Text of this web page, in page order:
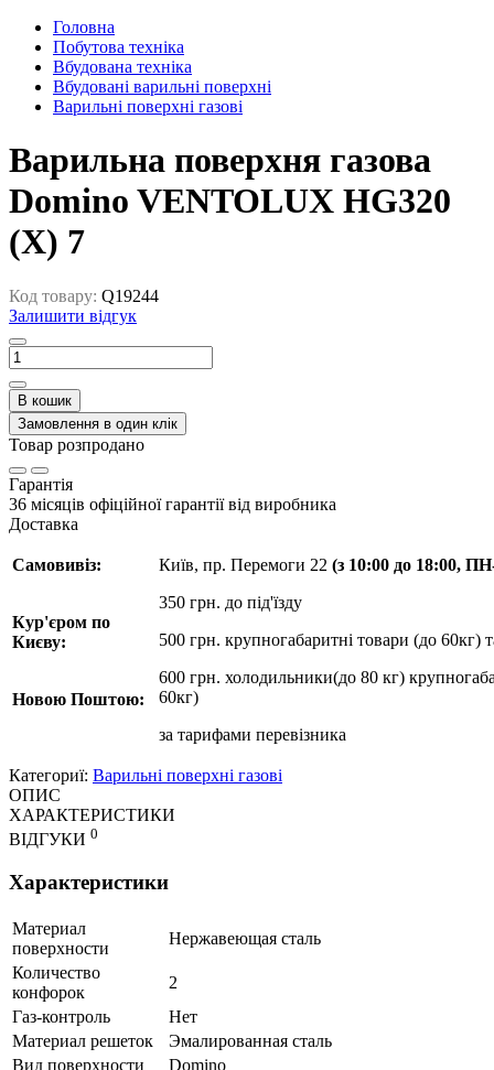
Головна
Побутова техніка
Вбудована техніка
Вбудовані варильні поверхні
Варильні поверхні газові
Варильна поверхня газова
Domino VENTOLUX HG320
(X) 7
Код товару: Q19244
Залишити відгук
В кошик
Замовлення в один клік
Товар розпродано
Гарантія
36 місяців офіційної гарантії від виробника
Доставка
Самовивіз:
Кур'єром по
Києву:
Новою Поштою:
Київ, пр. Перемоги 22 (з 10:00 до 18:00,
350 грн. до під'їзду
500 грн. крупногабаритні товари (до 60кг)
600 грн. холодильники(до 80 кг)
60кг)
за тарифами перевізника
Категориї: Варильні поверхні газові
ОПИС
ХАРАКТЕРИСТИКИ
ВІДГУКИ 0
Характеристики
Материал
поверхности
Нержавеющая сталь
Количество
конфорок
2
Газ-контроль
Нет
Материал решеток
Эмалированная сталь
Вид поверхности
Domino